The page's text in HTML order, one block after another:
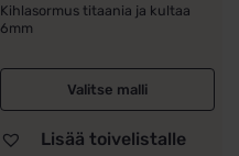
5.00/ 5
Kihlasormus titaania ja kultaa
6mm
Valitse malli
Lisää toivelistalle